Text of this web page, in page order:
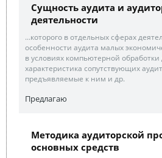
Сущность аудита и
деятельности
...которого в отдельных сферах
особенности аудита малых
в условиях компьютерной
характеристика сопутствующих
предъявляемые к ним и др.
Предлагаю
Методика аудиторской
основных средств